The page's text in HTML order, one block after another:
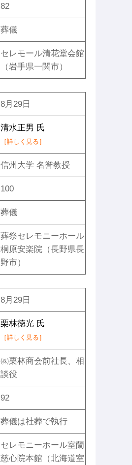
82
葬儀
セレモール清花堂会館
（岩手県一関市）
8月29日
清水正男 氏
［詳しく見る］
信州大学 名誉教授
100
葬儀
葬祭セレモニーホール
桐原安楽院（長野県長
野市）
8月29日
栗林徳光 氏
［詳しく見る］
㈱栗林商会前社長、相
談役
92
葬儀は社葬で執行
セレモニーホール室蘭
慈心院本館（北海道室